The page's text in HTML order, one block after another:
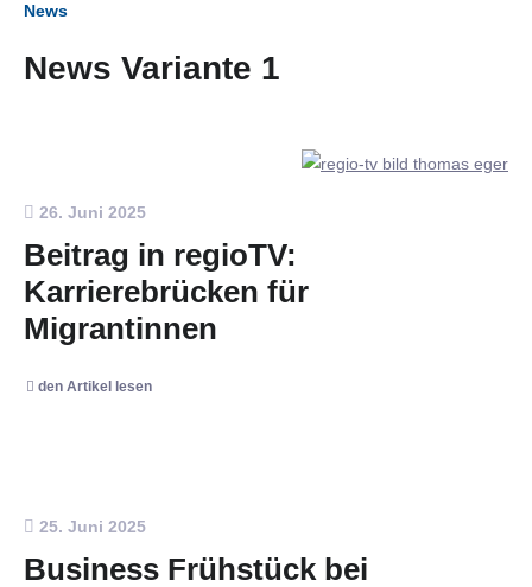
News
News Variante 1
26. Juni 2025
Beitrag in regioTV:
Karrierebrücken für
Migrantinnen
den Artikel lesen
25. Juni 2025
Business Frühstück bei